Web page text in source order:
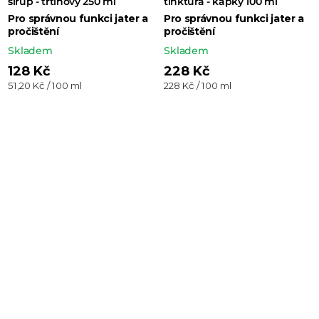
Pro správnou funkci jater a
pročištění
Skladem
128 Kč
Měrná
51,20 Kč / 100 ml
Pro správnou funkci jater a
pročištění
Skladem
228 Kč
Měrná
228 Kč / 100 ml